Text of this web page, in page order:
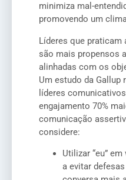
minimiza mal-
promovendo um
Líderes que
são mais propensos
alinhadas com os
Um estudo da Gallup
líderes
engajamento 70%
comunicação
considere:
Utilizar “eu”
a evitar